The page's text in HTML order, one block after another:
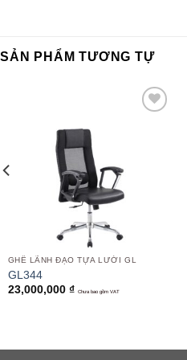
SẢN PHẨM TƯƠNG TỰ
GHẾ LÃNH ĐẠO TỰA LƯỚI GL
GL344
23,000,000 ₫ Chưa bao gồm VAT